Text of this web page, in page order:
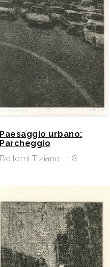
Paesaggio urbano:
Parcheggio
Bellomi Tiziano - 18